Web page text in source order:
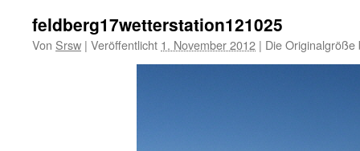
feldberg17wetterstation121025
Von Srsw | Veröffentlicht 1. November 2012 | Die